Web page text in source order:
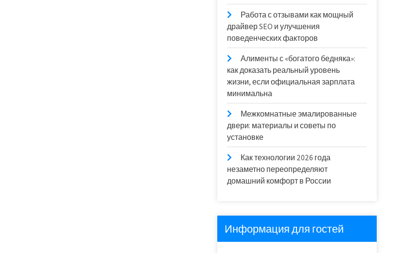
Работа с отзывами как мощный
драйвер SEO и улучшения
поведенческих факторов
Алименты с «богатого бедняка»:
как доказать реальный уровень
жизни, если официальная зарплата
минимальна
Межкомнатные эмалированные
двери: материалы и советы по
установке
Как технологии 2026 года
незаметно переопределяют
домашний комфорт в России
Информация для гостей